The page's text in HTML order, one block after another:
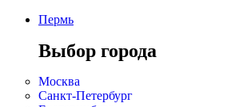
Пермь
Выбор города
Москва
Санкт-Петербург